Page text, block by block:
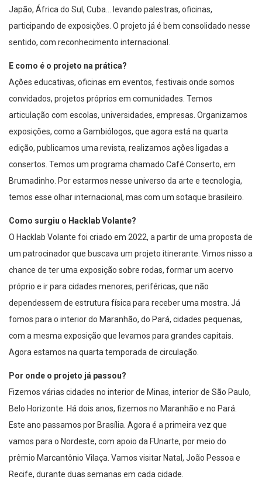
Japão, África do Sul, Cuba… levando palestras, oficinas,
participando de exposições. O projeto já é bem consolidado nesse
sentido, com reconhecimento internacional.
E como é o projeto na prática?
Ações educativas, oficinas em eventos, festivais onde somos
convidados, projetos próprios em comunidades. Temos
articulação com escolas, universidades, empresas. Organizamos
exposições, como a Gambiólogos, que agora está na quarta
edição, publicamos uma revista, realizamos ações ligadas a
consertos. Temos um programa chamado Café Conserto, em
Brumadinho. Por estarmos nesse universo da arte e tecnologia,
temos esse olhar internacional, mas com um sotaque brasileiro.
Como surgiu o Hacklab Volante?
O Hacklab Volante foi criado em 2022, a partir de uma proposta de
um patrocinador que buscava um projeto itinerante. Vimos nisso a
chance de ter uma exposição sobre rodas, formar um acervo
próprio e ir para cidades menores, periféricas, que não
dependessem de estrutura física para receber uma mostra. Já
fomos para o interior do Maranhão, do Pará, cidades pequenas,
com a mesma exposição que levamos para grandes capitais.
Agora estamos na quarta temporada de circulação.
Por onde o projeto já passou?
Fizemos várias cidades no interior de Minas, interior de São Paulo,
Belo Horizonte. Há dois anos, fizemos no Maranhão e no Pará.
Este ano passamos por Brasília. Agora é a primeira vez que
vamos para o Nordeste, com apoio da FUnarte, por meio do
prêmio Marcantônio Vilaça. Vamos visitar Natal, João Pessoa e
Recife, durante duas semanas em cada cidade.